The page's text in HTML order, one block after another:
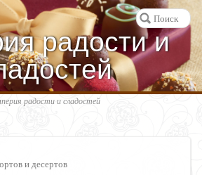
радости и
радости и сладостей
и десертов